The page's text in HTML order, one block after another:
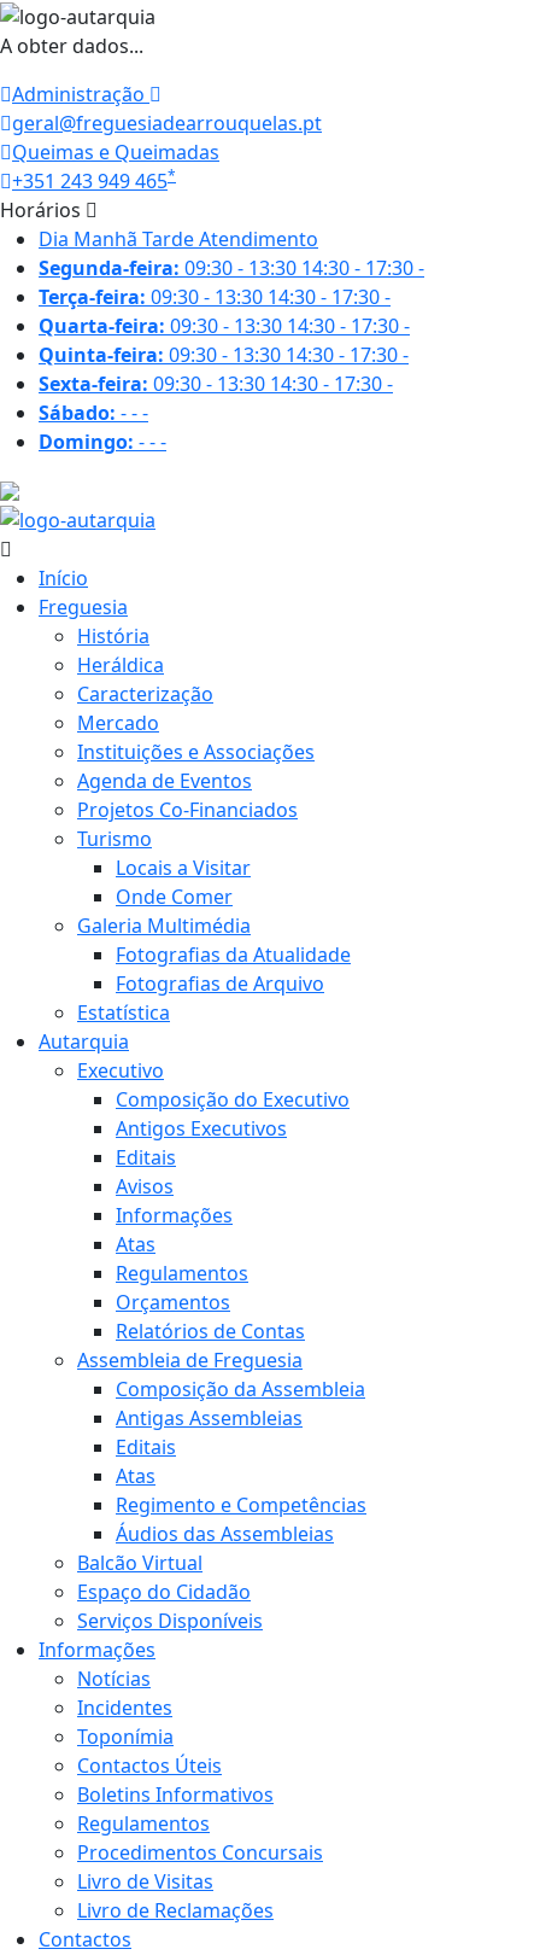
A obter dados...
Administração
geral@freguesiadearrouquelas.pt
Queimas e Queimadas
+351 243 949 465*
Horários
Dia Manhã TardeAtendimento
Segunda-feira: 09:30 - 13:30 14:30 - 17:30-
Terça-feira: 09:30 - 13:30 14:30 - 17:30-
Quarta-feira: 09:30 - 13:30 14:30 - 17:30-
Quinta-feira: 09:30 - 13:30 14:30 - 17:30-
Sexta-feira: 09:30 - 13:30 14:30 - 17:30-
Sábado: ---
Domingo: ---
Início
Freguesia
História
Heráldica
Caracterização
Mercado
Instituições e Associações
Agenda de Eventos
Projetos Co-Financiados
Turismo
Locais a Visitar
Onde Comer
Galeria Multimédia
Fotografias da Atualidade
Fotografias de Arquivo
Estatística
Autarquia
Executivo
Composição do Executivo
Antigos Executivos
Editais
Avisos
Informações
Atas
Regulamentos
Orçamentos
Relatórios de Contas
Assembleia de Freguesia
Composição da Assembleia
Antigas Assembleias
Editais
Atas
Regimento e Competências
Áudios das Assembleias
Balcão Virtual
Espaço do Cidadão
Serviços Disponíveis
Informações
Notícias
Incidentes
Toponímia
Contactos Úteis
Boletins Informativos
Regulamentos
Procedimentos Concursais
Livro de Visitas
Livro de Reclamações
Contactos